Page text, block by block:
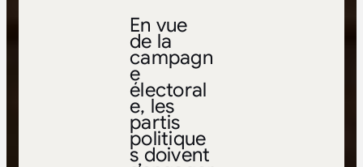
En vue
de la
campagn
e
électoral
e, les
partis
politique
s doivent